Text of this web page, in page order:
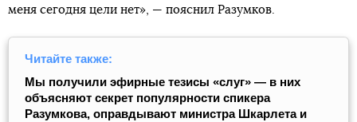
меня сегодня цели нет», — пояснил Разумков.
Читайте также:
Мы получили эфирные тезисы «слуг» — в них
объясняют секрет популярности спикера
Разумкова, оправдывают министра Шкарлета и